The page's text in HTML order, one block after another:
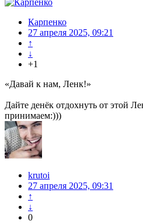
Карпенко
27 апреля 2025, 09:21
↑
↓
+1
«Давай к нам, Ленк!»
Дайте денёк отдохнуть от этой
принимаем:)))
krutoi
27 апреля 2025, 09:31
↑
↓
0